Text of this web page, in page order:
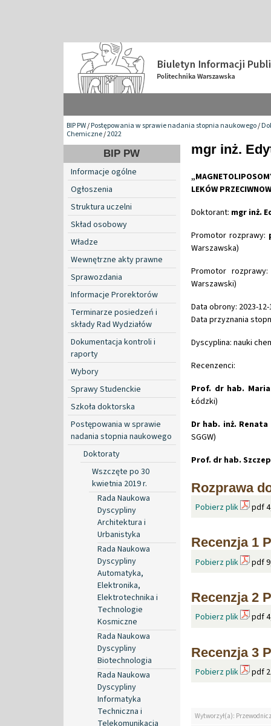
BIP PW/Postępowania w sprawie nadania stopnia naukowego/
Chemiczne/2022
BIP PW
Informacje ogólne
Ogłoszenia
Struktura uczelni
Skład osobowy
Władze
Wewnętrzne akty prawne
Sprawozdania
Informacje Prorektorów
Terminarze posiedzeń i
składy Rad Wydziałów
Dokumentacja kontroli i
raporty
Wybory
Sprawy Studenckie
Szkoła doktorska
Postępowania w sprawie
nadania stopnia naukowego
Doktoraty
Wszczęte po 30
kwietnia 2019 r.
Rada Naukowa
Dyscypliny
Architektura i
Urbanistyka
Rada Naukowa
Dyscypliny
Automatyka,
Elektronika,
Elektrotechnika i
Technologie
Kosmiczne
Rada Naukowa
Dyscypliny
Biotechnologia
Rada Naukowa
Dyscypliny
Informatyka
Techniczna i
Telekomunikacja
mgr inż.
LEKÓW
Doktorant: mgr inż.
Promotor rozprawy:
Warszawska)
Promotor
Warszawski)
Data obrony: 2023-
Data przyznania
Dyscyplina: nauki
Recenzenci:
Prof. dr hab.
Łódzki)
Dr hab. inż. Renata
SGGW)
Prof. dr hab.
Rozprawa
Pobierz plik pdf
Recenzja 1
Pobierz plik pdf
Recenzja 2
Pobierz plik pdf
Recenzja 3
Pobierz plik pdf
Wytworzył(a):